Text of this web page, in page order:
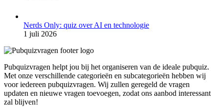
Nerds Only: quiz over AI en technologie
1 juli 2026
Pubquizvragen helpt jou bij het organiseren van de ideale pubquiz.
Met onze verschillende categorieën en subcategorieën hebben wij
voor iedereen pubquizvragen. Wij zullen geregeld de vragen
updaten en nieuwe vragen toevoegen, zodat ons aanbod interessant
zal blijven!